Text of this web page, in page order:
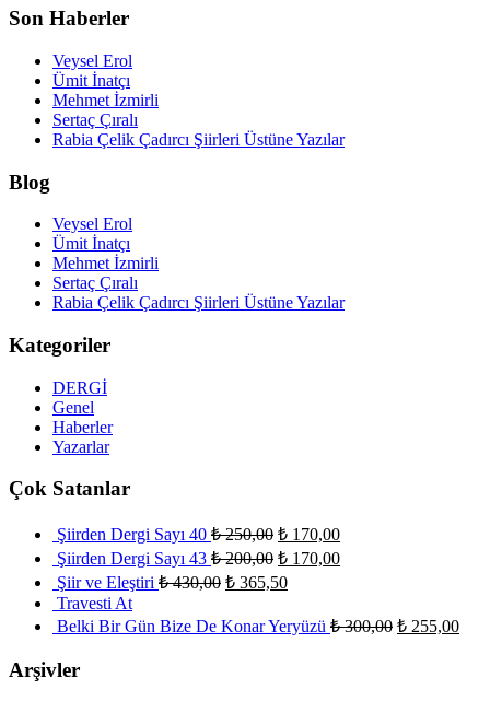
Son Haberler
Veysel Erol
Ümit İnatçı
Mehmet İzmirli
Sertaç Çıralı
Rabia Çelik Çadırcı Şiirleri Üstüne Yazılar
Blog
Veysel Erol
Ümit İnatçı
Mehmet İzmirli
Sertaç Çıralı
Rabia Çelik Çadırcı Şiirleri Üstüne Yazılar
Kategoriler
DERGİ
Genel
Haberler
Yazarlar
Çok Satanlar
Şiirden Dergi Sayı 40 ₺250,00 ₺ 170,00
Şiirden Dergi Sayı 43 ₺200,00 ₺ 170,00
Şiir ve Eleştiri ₺430,00 ₺ 365,50
Travesti At
Belki Bir Gün Bize De Konar Yeryüzü ₺300,00 ₺ 255,00
Arşivler